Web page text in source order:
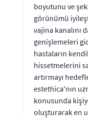
boyutunu ve
görünümü
vajina kanalını
genişlemeleri
hastaların
hissetmelerini
artırmayı
estethica'nın
konusunda
oluşturarak en